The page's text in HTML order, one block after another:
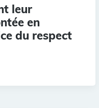
leur
en
du respect